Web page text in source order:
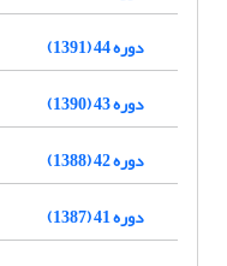
دوره 44 (1391)
دوره 43 (1390)
دوره 42 (1388)
دوره 41 (1387)